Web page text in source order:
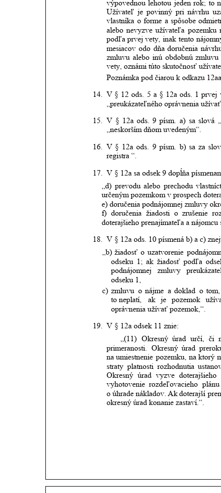
výpovednou lehotou jeden rok; to
Užívateľ je povinný pri návrhu
vlastníka o forme a spôsobe
alebo nevyzve užívateľa pozemku
podľa prvej vety, inak tento
mesiacov odo dňa doručenia
zmluvu alebo inú obdobnú zmluvu
vety, oznámi túto skutočnosť
Poznámka pod čiarou k odkazu
14. V § 12 ods. 5 a § 12a ods. 1 prvej
„preukázateľného oprávnenia
15. V § 12a ods. 9 písm. a) sa slová
„neskorším dňom uvedeným“.
16. V § 12a ods. 9 písm. b) sa za
registra “.
17.
V § 12a sa odsek 9 dopĺňa
„d) prevodu alebo prechodu
určeným pozemkom v prospech
e) doručenia podnájomnej zmluvy
f) doručenia žiadosti o zrušenie
doterajšieho prenajímateľa a
18.
V § 12a ods. 10 písmená b) a c)
„b) žiadosť o uzatvorenie
odseku 1; ak žiadosť podľa
podnájomnej
zmluvy
odseku 1,
c) zmluvu o nájme a doklad o tom,
to neplatí,
ak je pozemok
oprávnenia užívať pozemok,“.
19.
V § 12a odsek 11 znie:
„(11) Okresný úrad určí, či
primeranosti.
Okresný úrad
na umiestnenie pozemku, na ktorý
straty platnosti rozhodnutia
Okresný úrad vyzve doterajšieho
vyhotovenie rozdeľovacieho plánu
o úhrade nákladov. Akdoterajší
okresný úrad konanie zastaví.“.